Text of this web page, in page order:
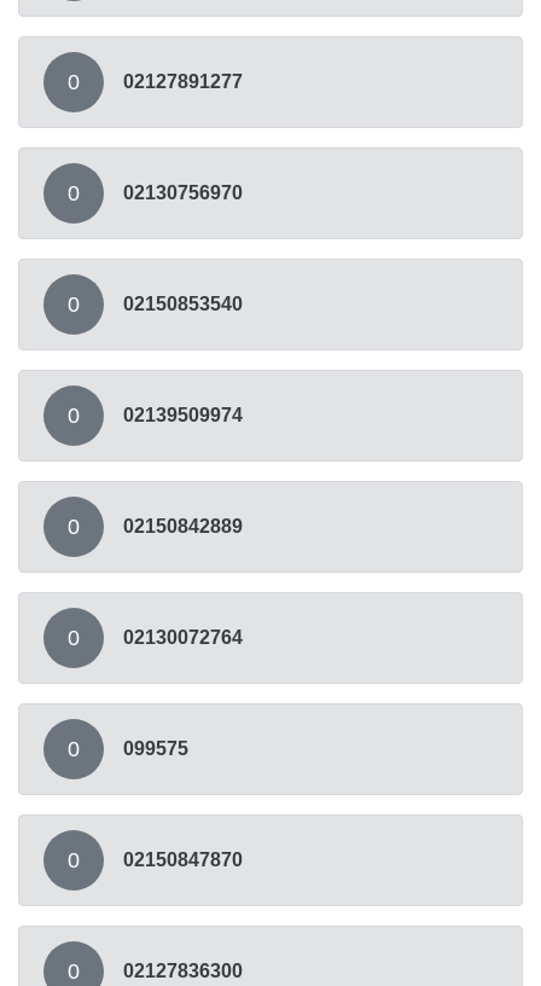
0 02127891277
0 02130756970
0 02150853540
0 02139509974
0 02150842889
0 02130072764
0 099575
0 02150847870
0 02127836300